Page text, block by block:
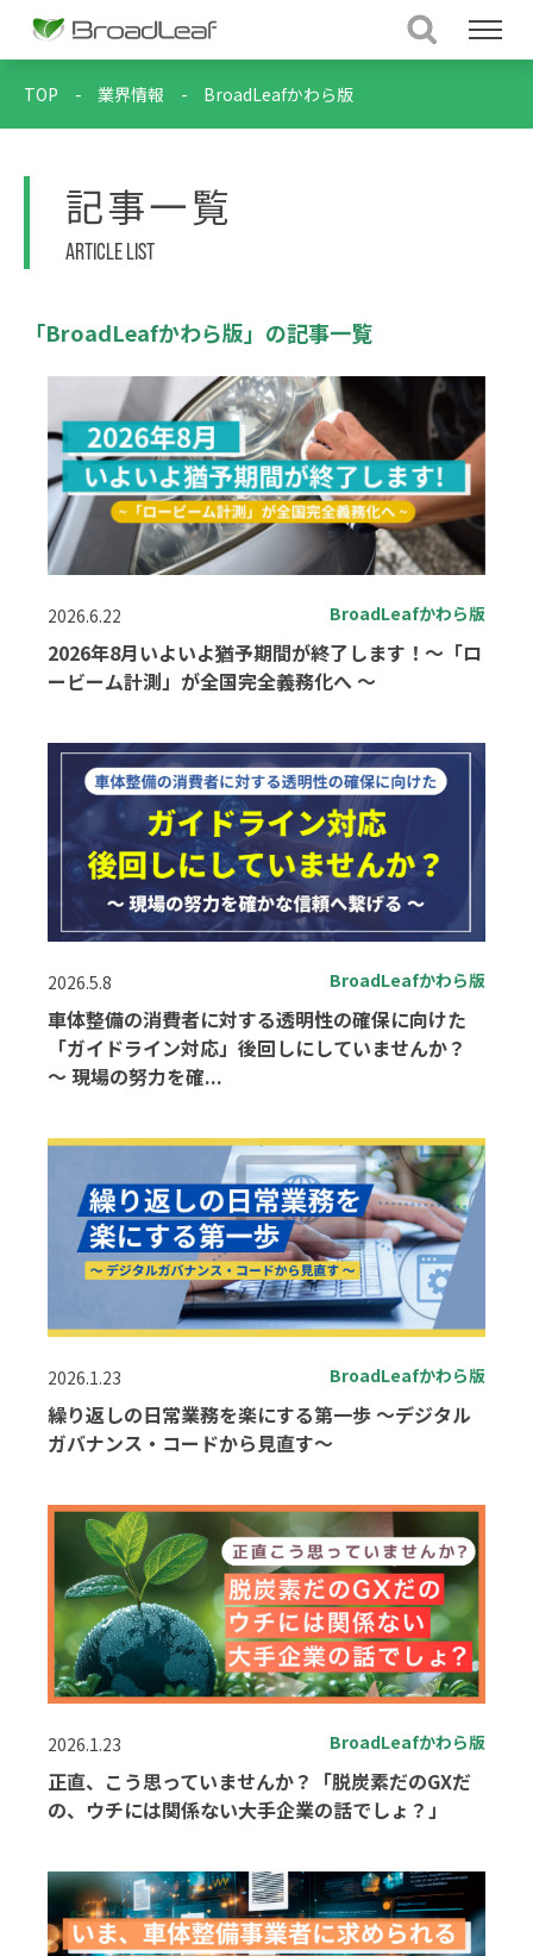
TOP - 業界情報 - BroadLeafかわら版
記事一覧
ARTICLE LIST
「BroadLeafかわら版」の記事一覧
2026.6.22 BroadLeafかわら版
2026年8月いよいよ猶予期間が終了します！～「ロ
ービーム計測」が全国完全義務化へ ～
2026.5.8 BroadLeafかわら版
車体整備の消費者に対する透明性の確保に向けた
「ガイドライン対応」後回しにしていませんか？
～ 現場の努力を確...
2026.1.23 BroadLeafかわら版
繰り返しの日常業務を楽にする第一歩 ～デジタル
ガバナンス・コードから見直す～
2026.1.23 BroadLeafかわら版
正直、こう思っていませんか？「脱炭素だのGXだ
の、ウチには関係ない大手企業の話でしょ？」